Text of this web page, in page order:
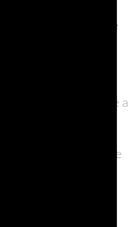
televisiva “Bollicine
alla scoperta del
oggi disponibile
che contribuisce a
e i territori del
a un pubblico sempre